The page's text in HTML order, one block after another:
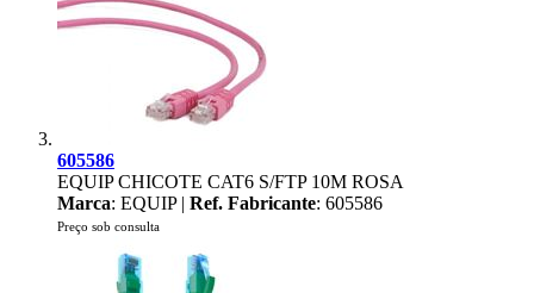
605586
EQUIP CHICOTE CAT6 S/FTP 10M ROSA
Marca: EQUIP | Ref. Fabricante: 605586
Preço sob consulta